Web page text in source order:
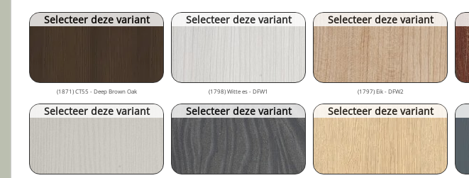
Selecteer deze variant
(1871) CT55 - Deep Brown Oak
Selecteer deze variant
(1798) Witte es - DFW1
Selecteer deze variant
(1797) Eik - DFW2
Selecteer deze variant Selecteer deze variant Selecteer deze variant